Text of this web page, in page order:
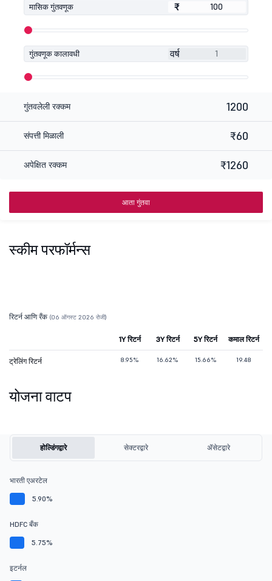
मासिक गुंतवणूक ₹
₹
गुंतवणूक कालावधी वर्ष
गुंतवलेली रक्कम 1200
संपत्ती मिळाली ₹60
अपेक्षित रक्कम ₹1260
आता गुंतवा
स्कीम परफॉर्मन्स
रिटर्न आणि रँक (06 ऑगस्ट 2026 रोजी)
1Y रिटर्न 3Y रिटर्न 5Y रिटर्न कमाल रिटर्न
ट्रेलिंग रिटर्न 8.95% 16.62% 15.66% 19.48
योजना वाटप
होल्डिंगद्वारे सेक्टरद्वारे ॲसेटद्वारे
भारती एअरटेल
5.90%
HDFC बँक
5.75%
इटर्नल